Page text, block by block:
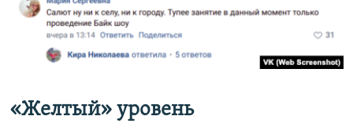
«Желтый» уровень